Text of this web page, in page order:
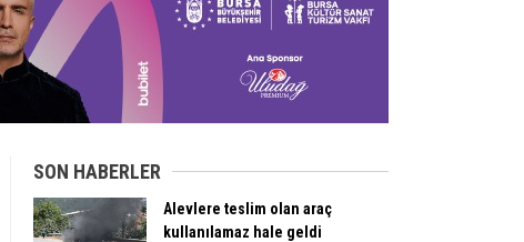
SON HABERLER
Alevlere teslim olan araç
kullanılamaz hale geldi